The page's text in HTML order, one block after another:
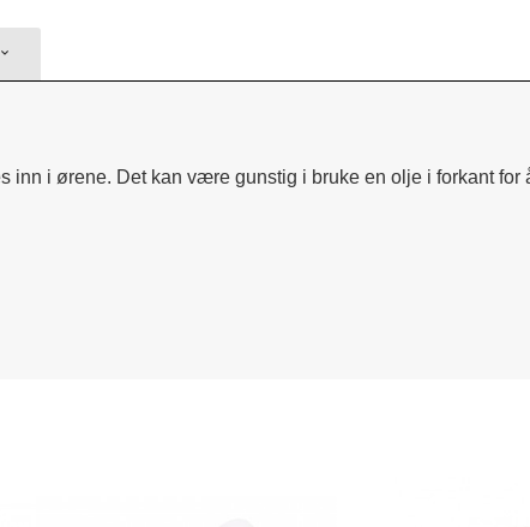
inn i ørene. Det kan være gunstig i bruke en olje i forkant for